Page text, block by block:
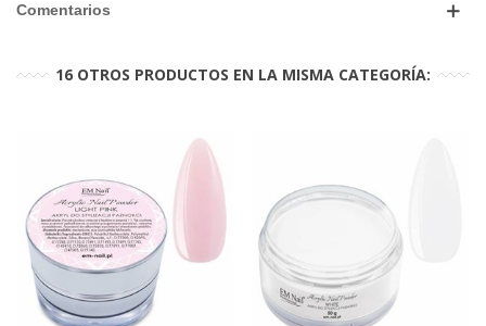
Comentarios
16 OTROS PRODUCTOS EN LA MISMA CATEGORÍA: